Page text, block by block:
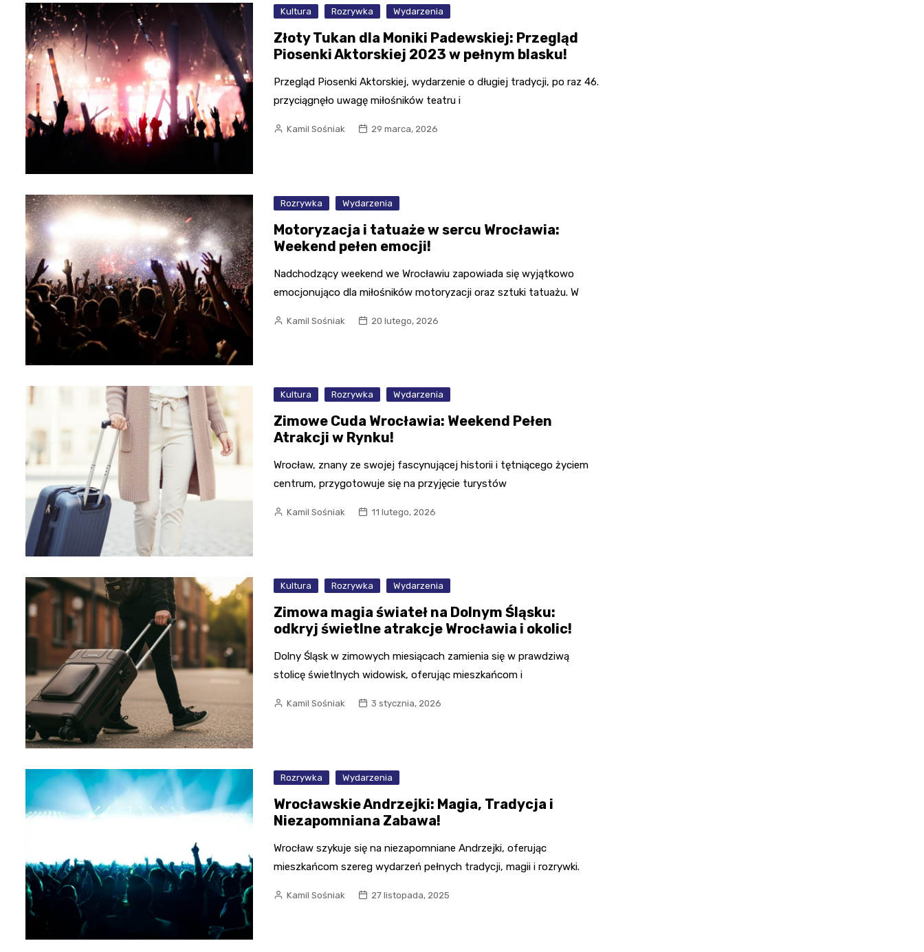
Kultura Rozrywka Wydarzenia
Złoty Tukan dla Moniki Padewskiej: Przegląd
Piosenki Aktorskiej 2023 w pełnym blasku!
Przegląd Piosenki Aktorskiej, wydarzenie o długiej tradycji, po raz 46.
przyciągnęło uwagę miłośników teatru i
Kamil Sośniak 29 marca, 2026
Rozrywka Wydarzenia
Motoryzacja i tatuaże w sercu Wrocławia:
Weekend pełen emocji!
Nadchodzący weekend we Wrocławiu zapowiada się wyjątkowo
emocjonująco dla miłośników motoryzacji oraz sztuki tatuażu. W
Kamil Sośniak 20 lutego, 2026
Kultura Rozrywka Wydarzenia
Zimowe Cuda Wrocławia: Weekend Pełen
Atrakcji w Rynku!
Wrocław, znany ze swojej fascynującej historii i tętniącego życiem
centrum, przygotowuje się na przyjęcie turystów
Kamil Sośniak 11 lutego, 2026
Kultura Rozrywka Wydarzenia
Zimowa magia świateł na Dolnym Śląsku:
odkryj świetlne atrakcje Wrocławia i okolic!
Dolny Śląsk w zimowych miesiącach zamienia się w prawdziwą
stolicę świetlnych widowisk, oferując mieszkańcom i
Kamil Sośniak 3 stycznia, 2026
Rozrywka Wydarzenia
Wrocławskie Andrzejki: Magia, Tradycja i
Niezapomniana Zabawa!
Wrocław szykuje się na niezapomniane Andrzejki, oferując
mieszkańcom szereg wydarzeń pełnych tradycji, magii i rozrywki.
Kamil Sośniak 27 listopada, 2025